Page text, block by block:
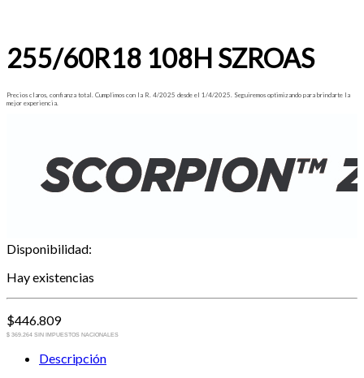
255/60R18 108H SZROAS
Precios claros, confianza total. Cumplimos con la R. 4/2025 desde el 1/4/2025. Seguiremos optimizando para brindarte la
mejor experiencia.
Disponibilidad:
Hay existencias
$446.809
$ 369.264 SIN IMPUESTOS NACIONALES
Descripción